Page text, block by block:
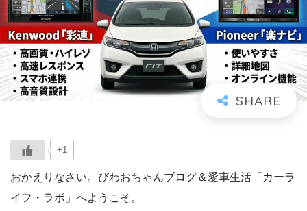
+1
おかえりなさい。びわおちゃんブログ＆愛車生活「カーラ
イフ・ラボ」へようこそ。